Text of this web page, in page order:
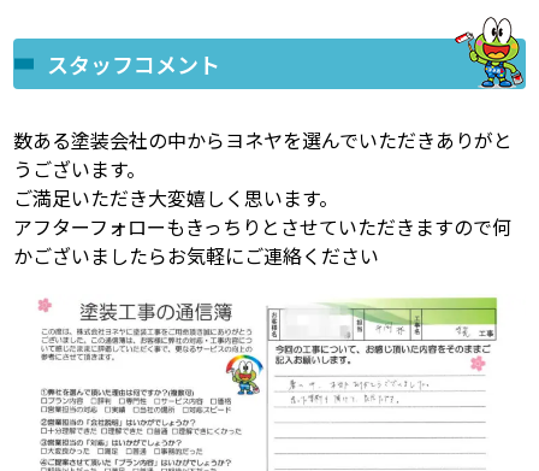
スタッフコメント
数ある塗装会社の中からヨネヤを選んでいただきありがと
うございます。
ご満足いただき大変嬉しく思います。
アフターフォローもきっちりとさせていただきますので何
かございましたらお気軽にご連絡ください